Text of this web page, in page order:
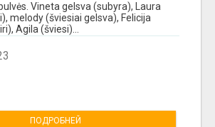
Vineta gelsva (subyra), Laura
melody (šviesiai gelsva), Felicija
Agila (šviesi)...
ПОДРОБНЕЙ